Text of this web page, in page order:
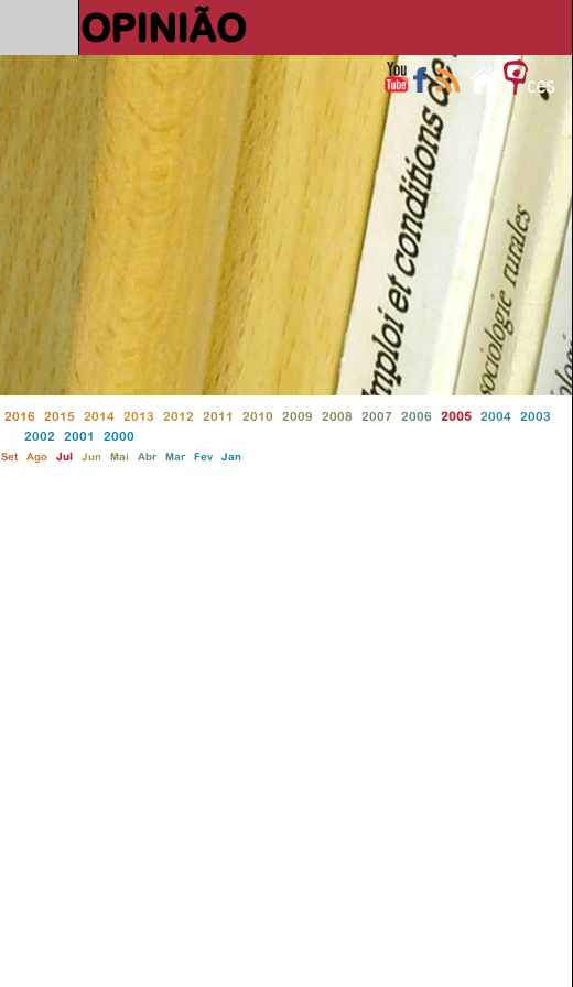
OPINIÃO
2016 2015 2014 2013 2012 2011 2010 2009 2008 2007 2006 2005 2004
2003
2002
2001 2000
Set Ago Jul Jun Mai Abr Mar Fev Jan